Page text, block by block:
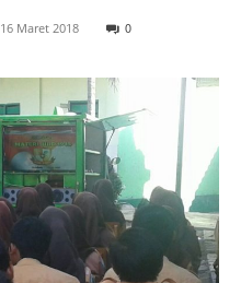
16 Maret 2018 0